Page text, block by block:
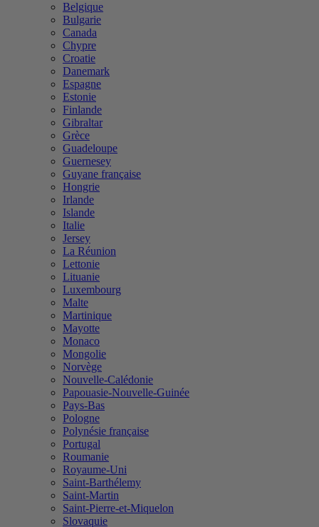
Belgique
Bulgarie
Canada
Chypre
Croatie
Danemark
Espagne
Estonie
Finlande
Gibraltar
Grèce
Guadeloupe
Guernesey
Guyane française
Hongrie
Irlande
Islande
Italie
Jersey
La Réunion
Lettonie
Lituanie
Luxembourg
Malte
Martinique
Mayotte
Monaco
Mongolie
Norvège
Nouvelle-Calédonie
Papouasie-Nouvelle-Guinée
Pays-Bas
Pologne
Polynésie française
Portugal
Roumanie
Royaume-Uni
Saint-Barthélemy
Saint-Martin
Saint-Pierre-et-Miquelon
Slovaquie